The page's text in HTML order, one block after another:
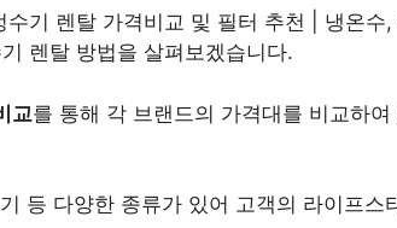
수기 렌탈 가격비교 및 필터 추천 | 냉온
렌탈 방법을 살펴보겠습니다.
교를 통해 각 브랜드의 가격대를 비교하
등 다양한 종류가 있어 고객의 라이프스